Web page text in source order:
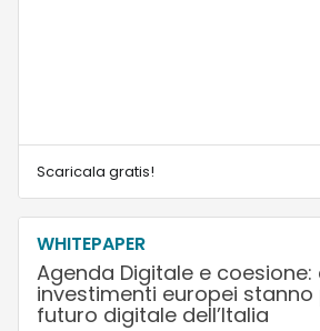
Scaricala gratis!
WHITEPAPER
Agenda Digitale e coesione:
investimenti europei
futuro digitale dell’Italia